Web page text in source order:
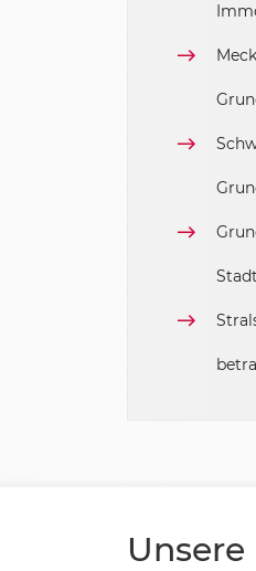
Saarland
Sachsen-